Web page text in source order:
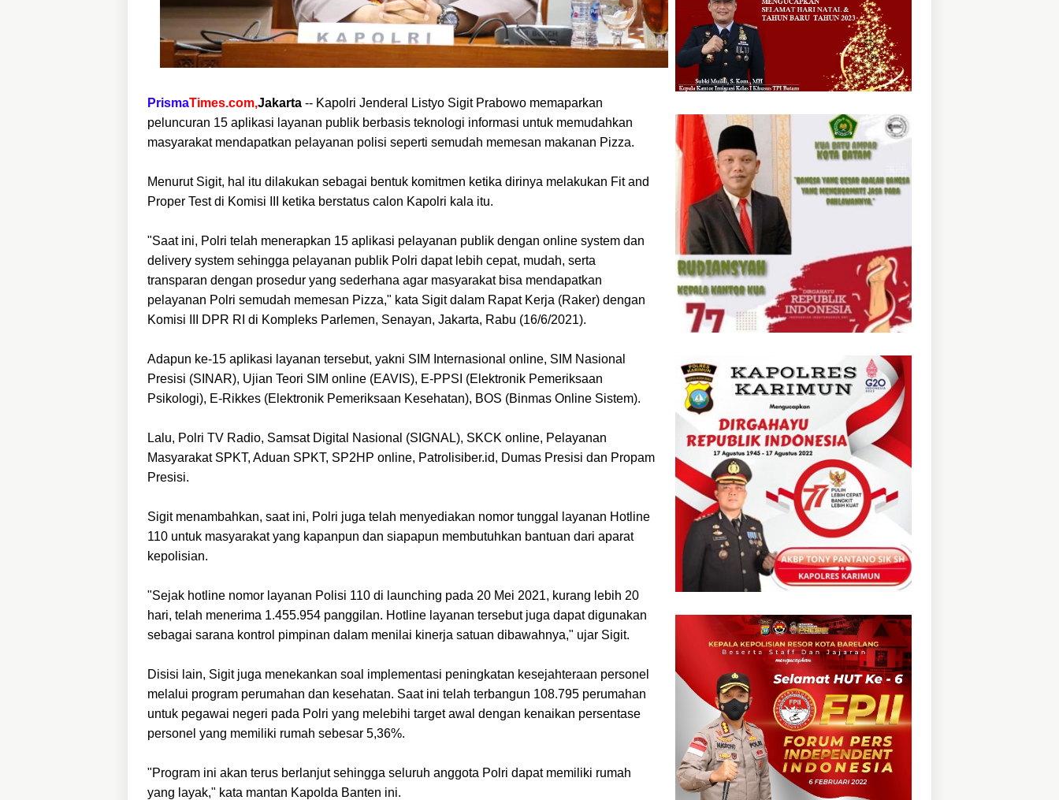
PrismaTimes.com,Jakarta -- Kapolri Jenderal Listyo Sigit Prabowo memaparkan
peluncuran 15 aplikasi layanan publik berbasis teknologi informasi untuk memudahkan
masyarakat mendapatkan pelayanan polisi seperti semudah memesan makanan Pizza.
Menurut Sigit, hal itu dilakukan sebagai bentuk komitmen ketika dirinya melakukan Fit and
Proper Test di Komisi III ketika berstatus calon Kapolri kala itu.
"Saat ini, Polri telah menerapkan 15 aplikasi pelayanan publik dengan online system dan
delivery system sehingga pelayanan publik Polri dapat lebih cepat, mudah, serta
transparan dengan prosedur yang sederhana agar masyarakat bisa mendapatkan
pelayanan Polri semudah memesan Pizza," kata Sigit dalam Rapat Kerja (Raker) dengan
Komisi III DPR RI di Kompleks Parlemen, Senayan, Jakarta, Rabu (16/6/2021).
Adapun ke-15 aplikasi layanan tersebut, yakni SIM Internasional online, SIM Nasional
Presisi (SINAR), Ujian Teori SIM online (EAVIS), E-PPSI (Elektronik Pemeriksaan
Psikologi), E-Rikkes (Elektronik Pemeriksaan Kesehatan), BOS (Binmas Online Sistem).
Lalu, Polri TV Radio, Samsat Digital Nasional (SIGNAL), SKCK online, Pelayanan
Masyarakat SPKT, Aduan SPKT, SP2HP online, Patrolisiber.id, Dumas Presisi dan Propam
Presisi.
Sigit menambahkan, saat ini, Polri juga telah menyediakan nomor tunggal layanan Hotline
110 untuk masyarakat yang kapanpun dan siapapun membutuhkan bantuan dari aparat
kepolisian.
"Sejak hotline nomor layanan Polisi 110 di launching pada 20 Mei 2021, kurang lebih 20
hari, telah menerima 1.455.954 panggilan. Hotline layanan tersebut juga dapat digunakan
sebagai sarana kontrol pimpinan dalam menilai kinerja satuan dibawahnya," ujar Sigit.
Disisi lain, Sigit juga menekankan soal implementasi peningkatan kesejahteraan personel
melalui program perumahan dan kesehatan. Saat ini telah terbangun 108.795 perumahan
untuk pegawai negeri pada Polri yang melebihi target awal dengan kenaikan persentase
personel yang memiliki rumah sebesar 5,36%.
"Program ini akan terus berlanjut sehingga seluruh anggota Polri dapat memiliki rumah
yang layak," kata mantan Kapolda Banten ini.